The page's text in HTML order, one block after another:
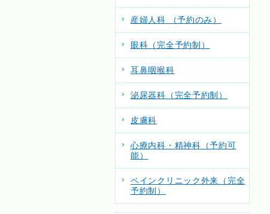
産婦人科 （予約のみ）
眼科（完全予約制）
耳鼻咽喉科
泌尿器科（完全予約制）
皮膚科
心療内科・精神科（予約可
能）
ペインクリニック外来（完全
予約制）